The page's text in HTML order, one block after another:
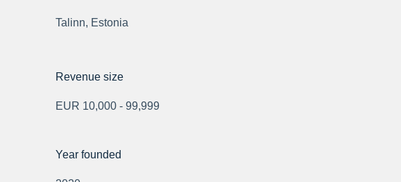
Talinn, Estonia
Revenue size
EUR 10,000 - 99,999
Year founded